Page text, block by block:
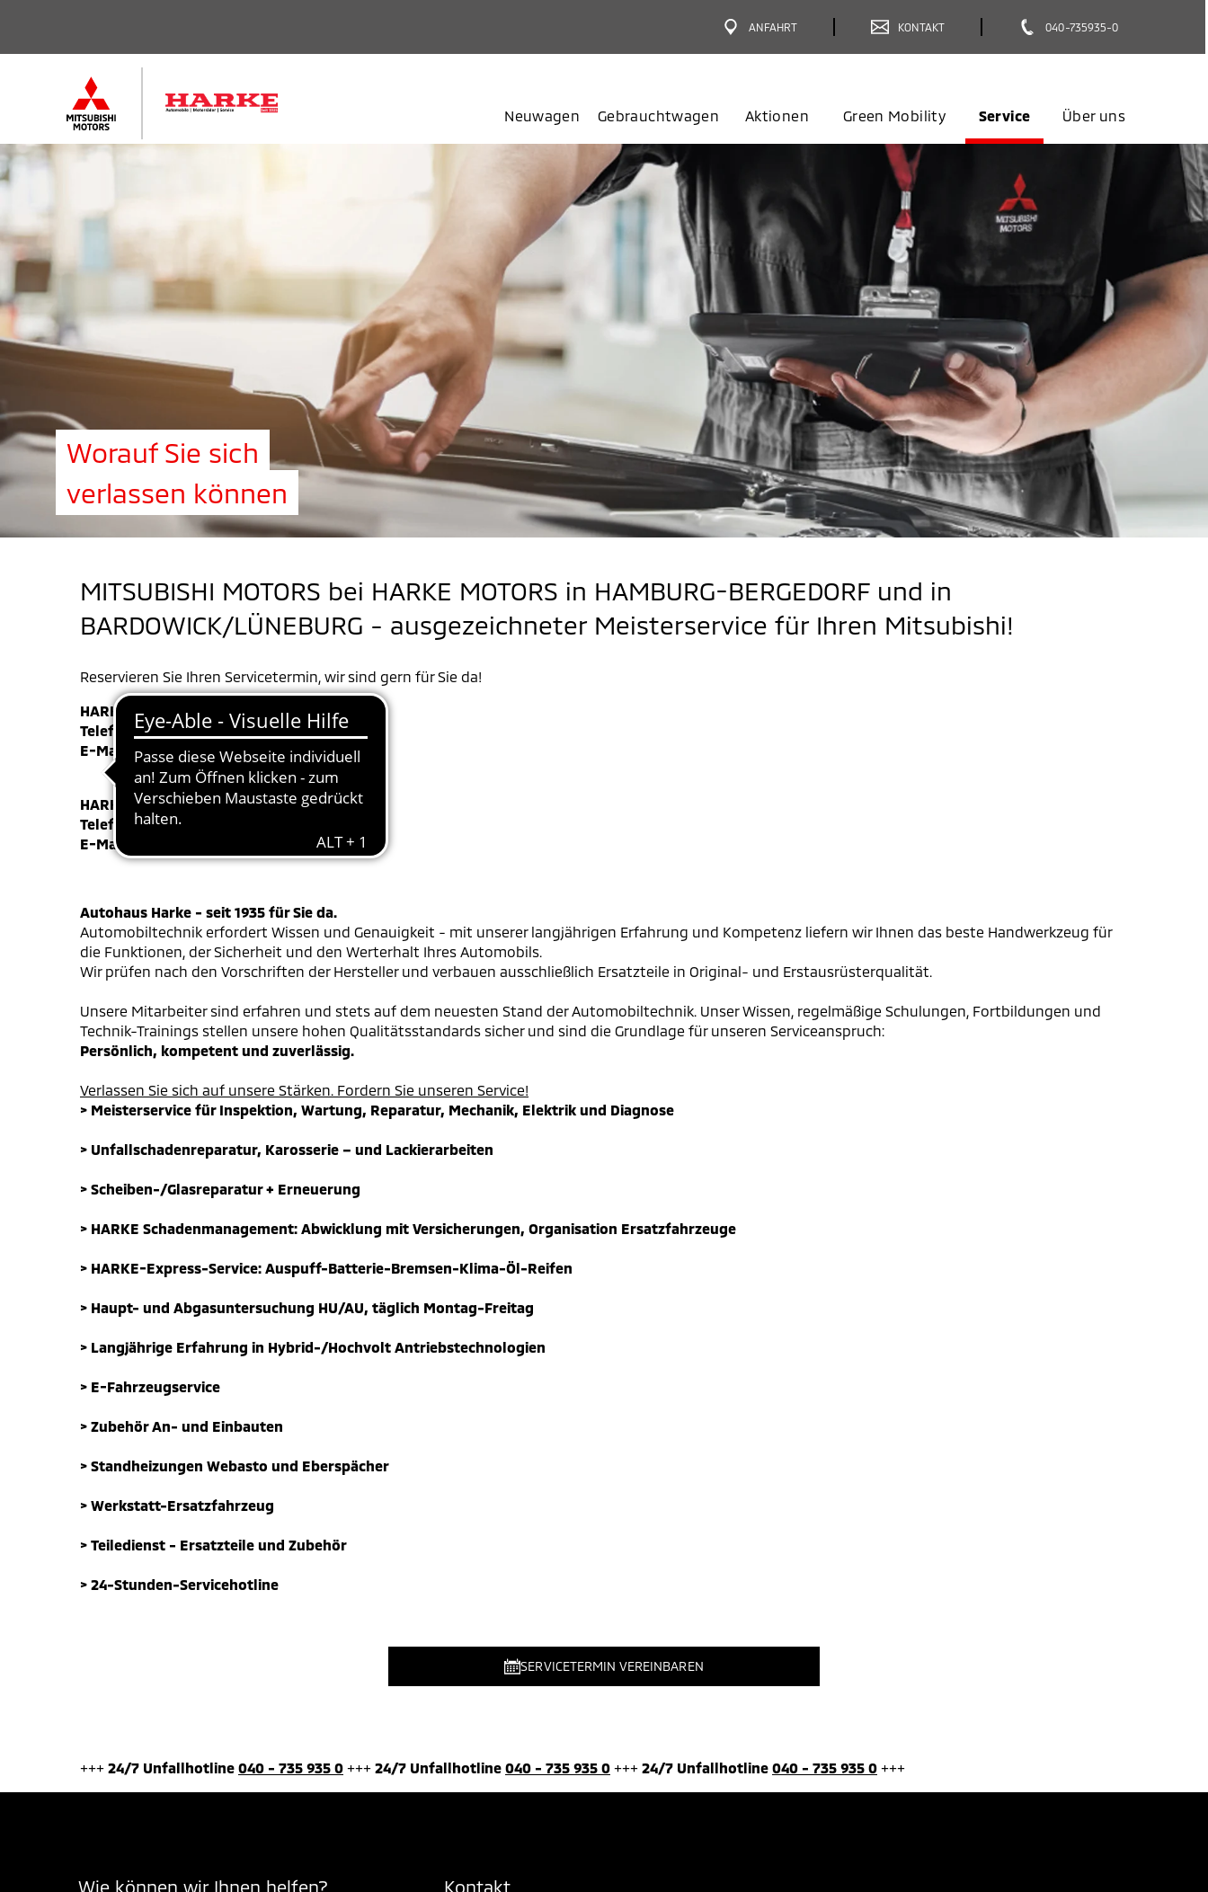
ANFAHRT KONTAKT 040-735935-0
Neuwagen Gebrauchtwagen Aktionen Green Mobility Service Über uns
Worauf Sie sich
verlassen können
MITSUBISHI MOTORS bei HARKE MOTORS in HAMBURG-BERGEDORF und in
BARDOWICK/LÜNEBURG - ausgezeichneter Meisterservice für Ihren Mitsubishi!
Reservieren Sie Ihren Servicetermin, wir sind gern für Sie da!
HARKE MOTORS Hamburg-Bergedorf
Telefon +49 (0) 40-735 935 0
E-Mail
bergedorf@harke-motors.de
HARKE MOTORS Bardowick/Lüneburg
Telefon +49 (0) 4131 - 925 06-0
E-Mail
Autohaus Harke - seit 1935 für Sie da.
Automobiltechnik erfordert Wissen und Genauigkeit - mit unserer langjährigen Erfahrung und Kompetenz liefern wir Ihnen das beste Handwerkzeug für
die Funktionen, der Sicherheit und den Werterhalt Ihres Automobils.
Wir prüfen nach den Vorschriften der Hersteller und verbauen ausschließlich Ersatzteile in Original- und Erstausrüsterqualität.
Unsere Mitarbeiter sind erfahren und stets auf dem neuesten Stand der Automobiltechnik. Unser Wissen, regelmäßige Schulungen, Fortbildungen und
Technik-Trainings stellen unsere hohen Qualitätsstandards sicher und sind die Grundlage für unseren Serviceanspruch:
Persönlich, kompetent und zuverlässig.
Verlassen Sie sich auf unsere Stärken. Fordern Sie unseren Service!
> Meisterservice für Inspektion, Wartung, Reparatur, Mechanik, Elektrik und Diagnose
> Unfallschadenreparatur, Karosserie – und Lackierarbeiten
> Scheiben-/Glasreparatur + Erneuerung
> HARKE Schadenmanagement: Abwicklung mit Versicherungen, Organisation Ersatzfahrzeuge
> HARKE-Express-Service: Auspuff-Batterie-Bremsen-Klima-Öl-Reifen
> Haupt- und Abgasuntersuchung HU/AU, täglich Montag-Freitag
> Langjährige Erfahrung in Hybrid-/Hochvolt Antriebstechnologien
> E-Fahrzeugservice
> Zubehör An- und Einbauten
> Standheizungen Webasto und Eberspächer
> Werkstatt-Ersatzfahrzeug
> Teiledienst - Ersatzteile und Zubehör
> 24-Stunden-Servicehotline
SERVICETERMIN VEREINBAREN
+++ 24/7 Unfallhotline 040 - 735 935 0 +++ 24/7 Unfallhotline 040 - 735 935 0 +++ 24/7 Unfallhotline 040 - 735 935 0 +++
Wie können wir Ihnen helfen? Kontakt